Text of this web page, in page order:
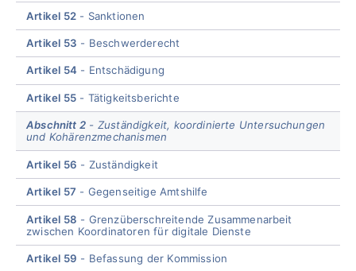
Artikel 52 Sanktionen
Artikel 53 Beschwerderecht
Artikel 54 Entschädigung
Artikel 55 Tätigkeitsberichte
Abschnitt 2
Zuständigkeit, koordinierte Untersuchungen
und Kohärenzmechanismen
Artikel 56 Zuständigkeit
Artikel 57 Gegenseitige Amtshilfe
Artikel 58
Grenzüberschreitende Zusammenarbeit
zwischen Koordinatoren für digitale Dienste
Artikel 59 Befassung der Kommission